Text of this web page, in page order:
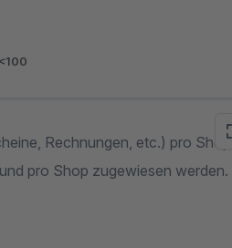
<100
Rechnungen, etc.) pro Shop
pro Shop zugewiesen werden.